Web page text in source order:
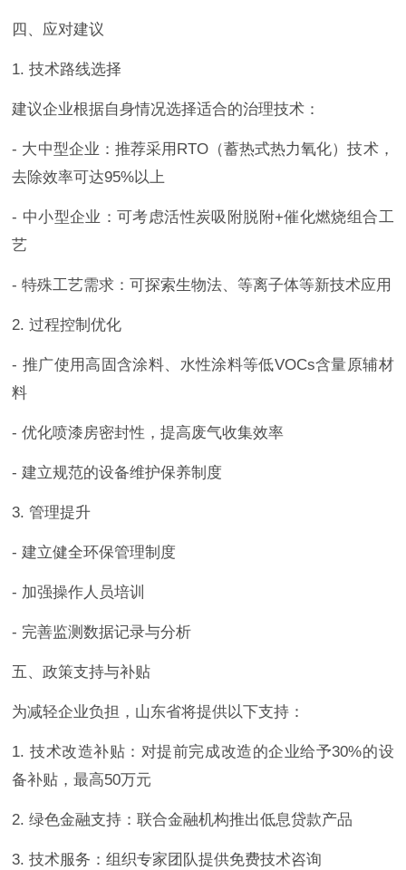
四、应对建议
1. 技术路线选择
建议企业根据自身情况选择适合的治理技术：
- 大中型企业：推荐采用RTO（蓄热式热力氧化）技术，
去除效率可达95%以上
- 中小型企业：可考虑活性炭吸附脱附+催化燃烧组合工
艺
- 特殊工艺需求：可探索生物法、等离子体等新技术应用
2. 过程控制优化
- 推广使用高固含涂料、水性涂料等低VOCs含量原辅材
料
- 优化喷漆房密封性，提高废气收集效率
- 建立规范的设备维护保养制度
3. 管理提升
- 建立健全环保管理制度
- 加强操作人员培训
- 完善监测数据记录与分析
五、政策支持与补贴
为减轻企业负担，山东省将提供以下支持：
1. 技术改造补贴：对提前完成改造的企业给予30%的设
备补贴，最高50万元
2. 绿色金融支持：联合金融机构推出低息贷款产品
3. 技术服务：组织专家团队提供免费技术咨询